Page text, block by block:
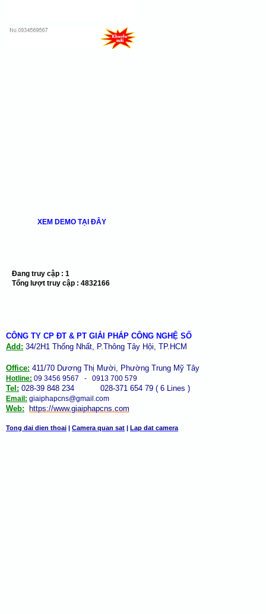
XEM DEMO TẠI ĐÂY
Đang truy cập : 1
Tổng lượt truy cập : 4832166
CÔNG TY CP ĐT & PT GIẢI PHÁP CÔNG NGHỆ SỐ
Add: 34/2H1 Thống Nhất, P.Thông Tây Hội, TP.HCM
Office: 411/70 Dương Thị Mười, Phường Trung Mỹ Tây
Hotline: 09 3456 9567 - 0913 700 579
Tel: 028-39 848 234 028-371 654 79 ( 6 Lines )
Email: giaiphapcns@gmail.com
Web: https://www.giaiphapcns.com
Tong dai dien thoai | Camera quan sat | Lap dat camera